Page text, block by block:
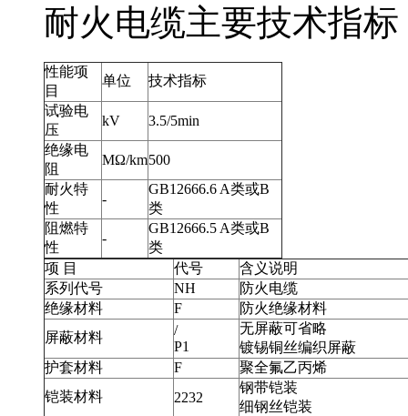
耐火电缆主要技术指标
性能项
目
单位
技术指标
试验电
压
kV
3.5/5min
绝缘电
阻
MΩ/km500
耐火特
性
-
GB12666.6 A类或B
类
阻燃特
性
-
GB12666.5 A类或B
类
项 目
代号
含义说明
系列代号
NH
防火电缆
绝缘材料
F
防火绝缘材料
屏蔽材料
/
P1
无屏蔽可省略
镀锡铜丝编织屏蔽
护套材料
F
聚全氟乙丙烯
铠装材料
2232
钢带铠装
细钢丝铠装